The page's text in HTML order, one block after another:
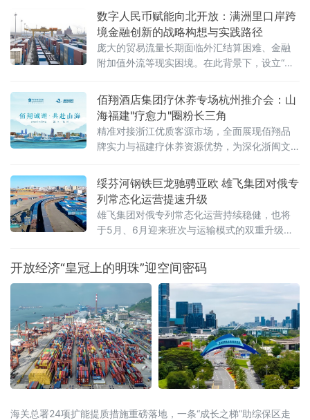
数字人民币赋能向北开放：满洲里口岸跨
境金融创新的战略构想与实践路径
庞大的贸易流量长期面临外汇结算困难、金融
附加值外流等现实困境。在此背景下，设立“内
称“平台公司”），采用PPP混合所有制模式，构
建以数字人民币为核心的跨境金融结算基础设
施
佰翔酒店集团疗休养专场杭州推介会：山
海福建"疗愈力"圈粉长三角
精准对接浙江优质客源市场，全面展现佰翔品
牌实力与福建疗休养资源优势，为深化浙闽文
推介会上，佰翔携福建区域10家酒店集中亮
相，发布专属疗休养
绥芬河钢铁巨龙驰骋亚欧 雄飞集团对俄专
列常态化运营提速升级
雄飞集团对俄专列常态化运营持续稳健，也将
于5月、6月迎来班次与运输模式的双重升级，
开放再提速 。
开放经济“皇冠上的明珠”迎空间密码
海关总署24项扩能提质措施重磅落地，一条“成长之梯”助综保区走